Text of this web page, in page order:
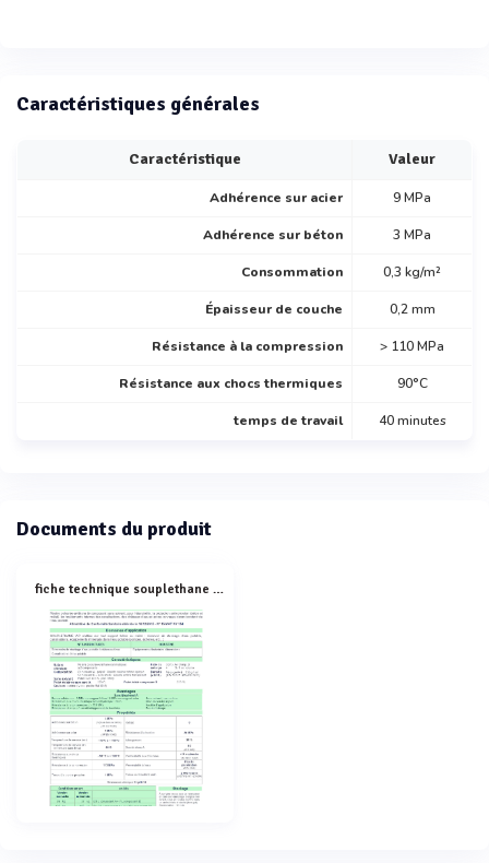
Caractéristiques générales
Caractéristique Valeur
Adhérence sur acier 9 MPa
Adhérence sur béton 3 MPa
Consommation 0,3 kg/m²
Épaisseur de couche 0,2 mm
Résistance à la compression > 110 MPa
Résistance aux chocs thermiques 90°C
temps de travail 40 minutes
Documents du produit
fiche technique souplethane wp